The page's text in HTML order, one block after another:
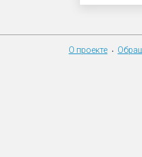
О проекте •